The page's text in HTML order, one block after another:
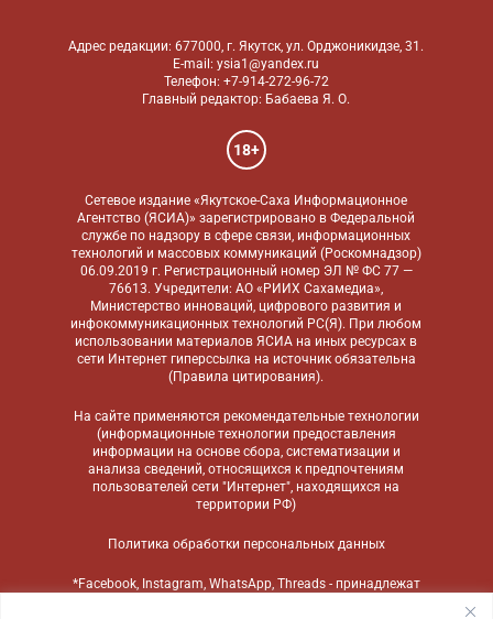
Адрес редакции: 677000, г. Якутск, ул. Орджоникидзе, 31.
E-mail: ysia1@yandex.ru
Телефон: +7-914-272-96-72
Главный редактор: Бабаева Я. О.
18+
Сетевое издание «Якутское-Саха Информационное
Агентство (ЯСИА)» зарегистрировано в Федеральной
службе по надзору в сфере связи, информационных
технологий и массовых коммуникаций (Роскомнадзор)
06.09.2019 г. Регистрационный номер ЭЛ № ФС 77 —
76613. Учредители: АО «РИИХ Сахамедиа»,
Министерство инноваций, цифрового развития и
инфокоммуникационных технологий РС(Я). При любом
использовании материалов ЯСИА на иных ресурсах в
сети Интернет гиперссылка на источник обязательна
(Правила цитирования).
На сайте применяются рекомендательные технологии
(информационные технологии предоставления
информации на основе сбора, систематизации и
анализа сведений, относящихся к предпочтениям
пользователей сети "Интернет", находящихся на
территории РФ)
Политика обработки персональных данных
*Facebook, Instagram, WhatsApp, Threads - принадлежат